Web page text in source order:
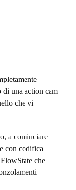
di una action cam
che vi
a cominciare
con codifica
che